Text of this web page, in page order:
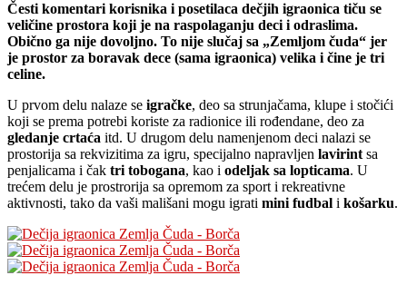
Česti komentari korisnika i posetilaca dečjih igraonica tiču se
veličine prostora koji je na raspolaganju deci i odraslima.
Obično ga nije dovoljno. To nije slučaj sa „Zemljom čuda“ jer
je prostor za boravak dece (sama igraonica) velika i čine je tri
celine.
U prvom delu nalaze se igračke, deo sa strunjačama, klupe i stočići
koji se prema potrebi koriste za radionice ili rođendane, deo za
gledanje crtaća itd. U drugom delu namenjenom deci nalazi se
prostorija sa rekvizitima za igru, specijalno napravljen lavirintsa
penjalicama i čak tri tobogana, kao i odeljak sa lopticama. U
trećem delu je prostrorija sa opremom za sport i rekreativne
aktivnosti, tako da vaši mališani mogu igrati mini fudbal i košarku.